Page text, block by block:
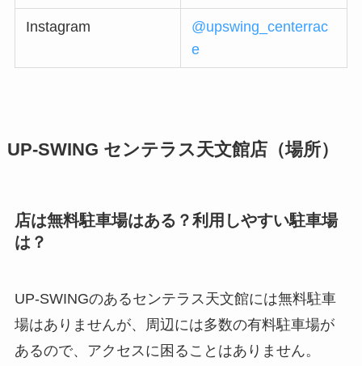
Instagram
@upswing_centerrac
e
UP‑SWING センテラス天文館店（場所）
店は無料駐車場はある？利用しやすい駐車場
は？
UP‑SWINGのあるセンテラス天文館には無料駐車
場はありませんが、周辺には多数の有料駐車場が
あるので、アクセスに困ることはありません。